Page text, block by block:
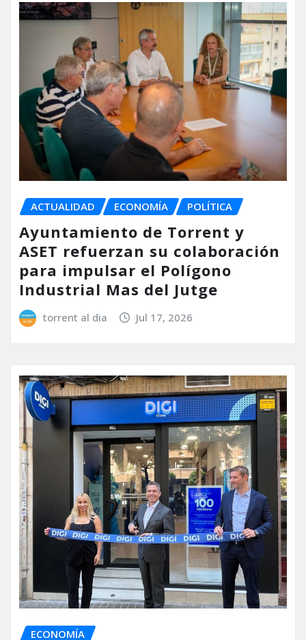
ACTUALIDAD ECONOMÍA POLÍTICA
Ayuntamiento de Torrent y
ASET refuerzan su colaboración
para impulsar el Polígono
Industrial Mas del Jutge
torrent al dia Jul 17, 2026
ECONOMÍA